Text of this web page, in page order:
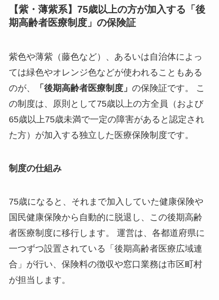
【紫・薄紫系】75歳以上の方が加入する「後
期高齢者医療制度」の保険証
紫色や薄紫（藤色など）、あるいは自治体によっ
ては緑色やオレンジ色などが使われることもある
のが、
「後期高齢者医療制度」 の保険証です。 こ
の制度は、原則として75歳以上の方全員（および
65歳以上75歳未満で一定の障害があると認定され
た方）が加入する独立した医療保険制度です。
制度の仕組み
75歳になると、それまで加入していた健康保険や
国民健康保険から自動的に脱退し、この後期高齢
者医療制度に移行します。 運営は、各都道府県に
一つずつ設置されている「後期高齢者医療広域連
合」が行い、保険料の徴収や窓口業務は市区町村
が担当します。